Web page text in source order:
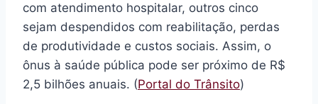
com atendimento hospitalar, outros cinco
sejam despendidos com reabilitação, perdas
de produtividade e custos sociais. Assim, o
ônus à saúde pública pode ser próximo de R$
2,5 bilhões anuais. (Portal do Trânsito)